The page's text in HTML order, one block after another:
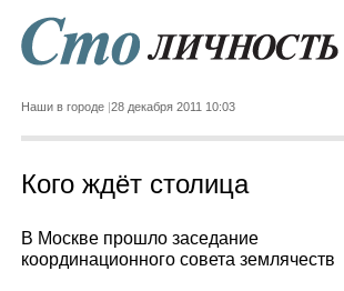
Наши в городе 28 декабря 2011 10:03
Кого ждёт столица
В Москве прошло заседание
координационного совета землячеств